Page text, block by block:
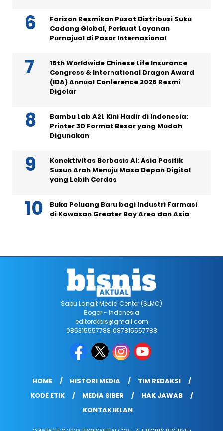
Farizon Resmikan Pusat Distribusi Suku
Cadang Global, Perkuat Layanan
Purnajual di Pasar Internasional
16th Worldwide Chinese Life Insurance
Congress & International Dragon Award
(IDA) Annual Conference 2026 Resmi
Digelar
Bambu Lab A2L Kini Hadir di Indonesia:
Printer 3D Format Besar yang Mudah
Digunakan
Konektivitas Berbasis AI: Asia Pasifik
Susun Arah Menuju Masa Depan Digital
yang Lebih Cerdas
Buka Peluang Baru bagi Industri Farmasi
di Kawasan Greater Bay Area dan Asia
Sapu Langit Media Center (SLMC)
Bogor - Indonesia
editorekbis@gmail.com
085315557788, 087815557788
HOME HISTORI MEDIA
TIM REDAKSI
KODE ETIK
MEDIA SIBER
HAK JAWAB
KONTAK IKLAN